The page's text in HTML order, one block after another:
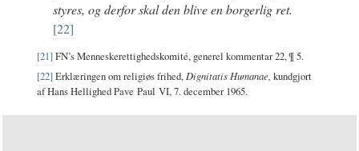
styres, og derfor skal den blive en borgerlig ret.
[22]
[21] FN’s Menneskerettighedskomité, generel kommentar 22, ¶ 5.
[22] Erklæringen om religiøs frihed, Dignitatis Humanae, kundgjort
af Hans Hellighed Pave Paul VI, 7. december 1965.